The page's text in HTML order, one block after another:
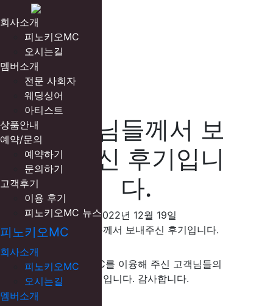
회사소개
피노키오MC
오시는길
멤버소개
전문 사회자
웨딩싱어
아티스트
상품안내
예약/문의
예약하기
문의하기
고객후기
이용 후기
피노키오MC 뉴스
피노키오MC
회사소개
피노키오MC
오시는길
멤버소개
고객님들께서 보
내주신 후기입니
다.
2022년 12월 19일
피노키오MC를 이융해 주신 고객님들의
후기입니다. 감사합니다.